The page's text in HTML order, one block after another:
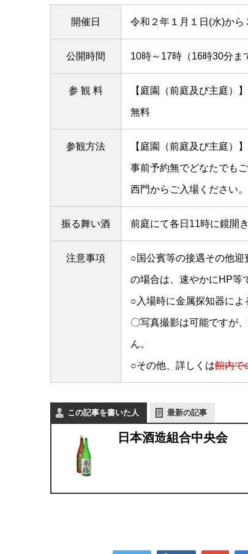
開催日 令和２年１月１日(水)から
公開時間 10時～17時（16時30分ま
参 観 料 【庭園（前庭及び主庭）】
無料
参観方法 【庭園（前庭及び主庭）】
事前予約無でどなたでも
西門からご入場ください。
振る舞い酒 前庭にて各日11時に鏡開
注意事項 ○国公賓等の接遇その他
の場合は、速やかにHP等
○入場時に金属探知器によ
〇写真撮影は可能ですが
ん。
○その他、詳しくは館内で
この記事を書いた人 最新の記事
日本酒造組合中央会